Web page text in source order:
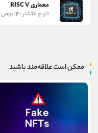
معماری RISC V
تاریخ انتشار : ۱۴ بهمن ۱۴۰۴
ممکن است علاقه‌مند باشید